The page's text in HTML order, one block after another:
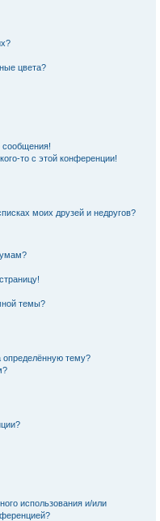
цвета?
сообщения!
то с этой конференции!
моих друзей и недругов?
темы?
определённую тему?
использования и/или